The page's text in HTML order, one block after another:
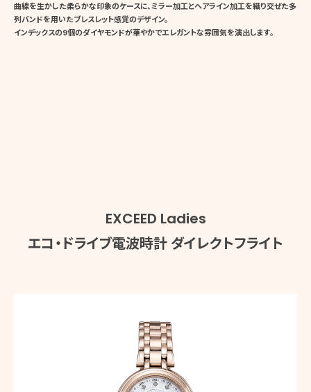
曲線を生かした柔らかな印象のケースに、ミラー加工とヘアライン加工を織り交ぜた多
列バンドを用いたブレスレット感覚のデザイン。
インデックスの9個のダイヤモンドが華やかでエレガントな雰囲気を演出します。
EXCEED Ladies
エコ・ドライブ電波時計 ダイレクトフライト